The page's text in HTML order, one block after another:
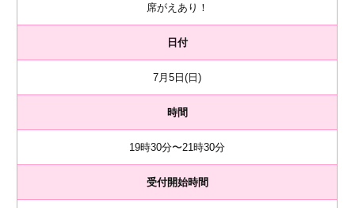
席がえあり！
日付
7月5日(日)
時間
19時30分〜21時30分
受付開始時間